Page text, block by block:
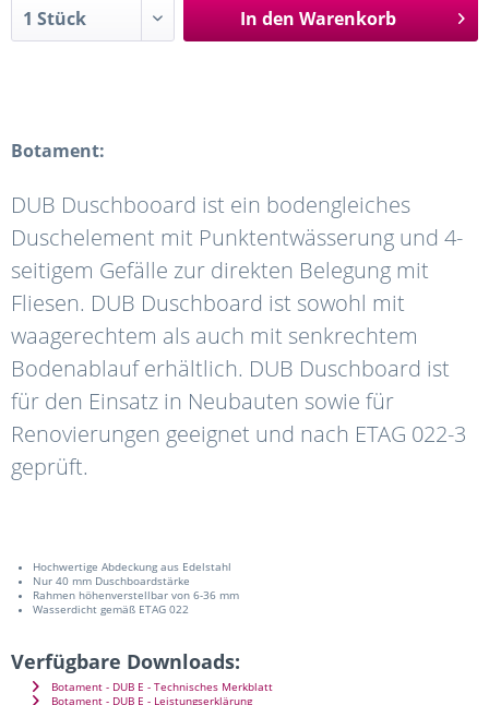
In den Warenkorb
Botament:
DUB Duschbooard ist ein bodengleiches
Duschelement mit Punktentwässerung und 4-
seitigem Gefälle zur direkten Belegung mit
Fliesen. DUB Duschboard ist sowohl mit
waagerechtem als auch mit senkrechtem
Bodenablauf erhältlich. DUB Duschboard ist
für den Einsatz in Neubauten sowie für
Renovierungen geeignet und nach ETAG 022-3
geprüft.
Hochwertige Abdeckung aus Edelstahl
Nur 40 mm Duschboardstärke
Rahmen höhenverstellbar von 6-36 mm
Wasserdicht gemäß ETAG 022
Verfügbare Downloads:
Botament - DUB E - Technisches Merkblatt
Botament - DUB E - Leistungserklärung